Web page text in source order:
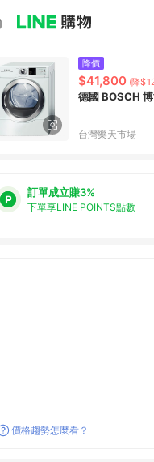
降價
$41,800 (降
德國 BOSCH
台灣樂天市場
訂單成立賺3%
下單享LINE POINTS點數
價格趨勢怎麼看？